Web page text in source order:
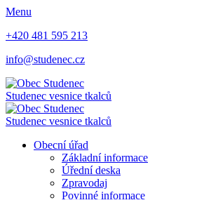
Menu
+420 481 595 213
info@studenec.cz
Studenec vesnice tkalců
Studenec vesnice tkalců
Obecní úřad
Základní informace
Úřední deska
Zpravodaj
Povinné informace